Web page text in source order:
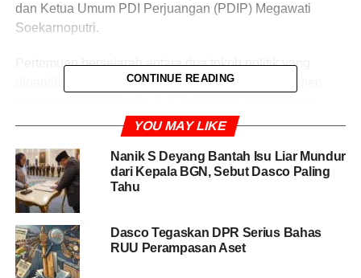
dan Ketua Umum PDI Perjuangan (PDIP) Megawati
Soekarnoputri.
Pertemuan bersejarah antara dua tokoh politik yang
dinantikan banyak pihak ini akhirnya terjadi di momen
momen penting ini tidak terlepas dari kelihaian dan peran
strategis Sufmi Dasco Ahmad.
“Peranan Dasco sebagai Ketua Harian Partai Gerindra
yang juga sebagai Wakil Ketua DPR, menurut saya
sangat strategis dalam pertemuan dua tokoh besar kita
itu. Di situ terlihat betul bahwa peranan Dasco sangat
menentukan,” ujar Gojali kepada wartawan, Jumat
(11/4/2025).
CONTINUE READING
YOU MAY LIKE
Nanik S Deyang Bantah Isu Liar Mundur
dari Kepala BGN, Sebut Dasco Paling
Tahu
Dasco Tegaskan DPR Serius Bahas
RUU Perampasan Aset